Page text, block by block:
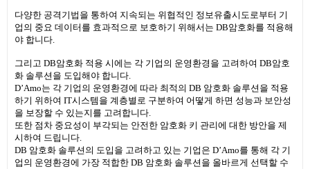
다양한 공격기법을 통하여 지속되는 위협적인 정보유출시도로부터 기
업의 중요 데이터를 효과적으로 보호하기 위해서는 DB암호화를 적용해
야 합니다.
그리고 DB암호화 적용 시에는 각 기업의 운영환경을 고려하여 DB암호
화 솔루션을 도입해야 합니다.
D’Amo는 각 기업의 운영환경에 따라 최적의 DB 암호화 솔루션을 적용
하기 위하여 IT시스템을 계층별로 구분하여 어떻게 하면 성능과 보안성
을 보장할 수 있는지를 고려합니다.
또한 점차 중요성이 부각되는 안전한 암호화 키 관리에 대한 방안을 제
시하여 드립니다.
DB 암호화 솔루션의 도입을 고려하고 있는 기업은 D’Amo를 통해 각 기
업의 운영환경에 가장 적합한 DB 암호화 솔루션을 올바르게 선택할 수